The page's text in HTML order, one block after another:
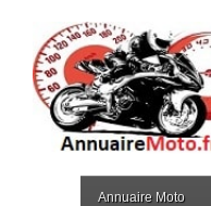
Annuaire Moto